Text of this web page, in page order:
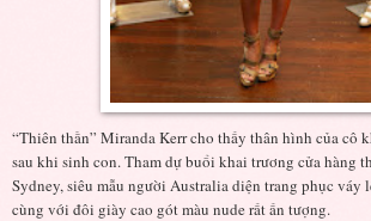
“Thiên thần” Miranda Kerr cho thấy thân hình của cô
sau khi sinh con. Tham dự buổi khai trương cửa hàng
Sydney, siêu mẫu người Australia diện trang phục váy
cùng với đôi giày cao gót màu nude rất ấn tượng.